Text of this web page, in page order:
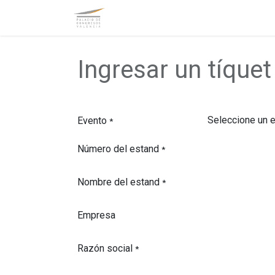
Ingresar un tíquet
Evento *
Número del estand *
Nombre del estand *
Empresa
Razón social *